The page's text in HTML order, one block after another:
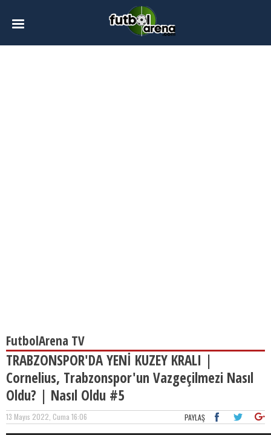
FutbolArena TV
TRABZONSPOR'DA YENİ KUZEY KRALI |
Cornelius, Trabzonspor'un Vazgeçilmezi Nasıl
Oldu? | Nasıl Oldu #5
13 Mayıs 2022, Cuma 16:06 PAYLAŞ